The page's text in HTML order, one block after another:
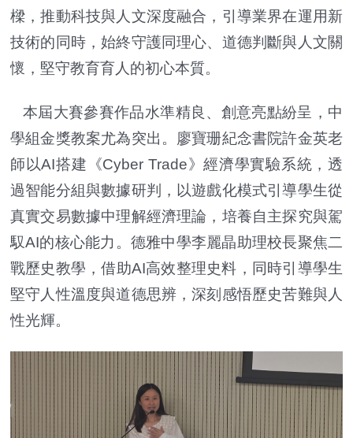
樑，推動科技與人文深度融合，引導業界在運用新
技術的同時，始終守護同理心、道德判斷與人文關
懷，堅守教育育人的初心本質。
本屆大賽參賽作品水準精良、創意亮點紛呈，中
學組金獎教案尤為突出。廖寶珊紀念書院許金英老
師以AI搭建《Cyber Trade》經濟學實驗系統，透
過智能分組與數據研判，以遊戲化模式引導學生從
真實交易數據中理解經濟理論，培養自主探究與駕
馭AI的核心能力。德雅中學李麗晶助理校長聚焦二
戰歷史教學，借助AI高效整理史料，同時引導學生
堅守人性溫度與道德思辨，深刻感悟歷史苦難與人
性光輝。